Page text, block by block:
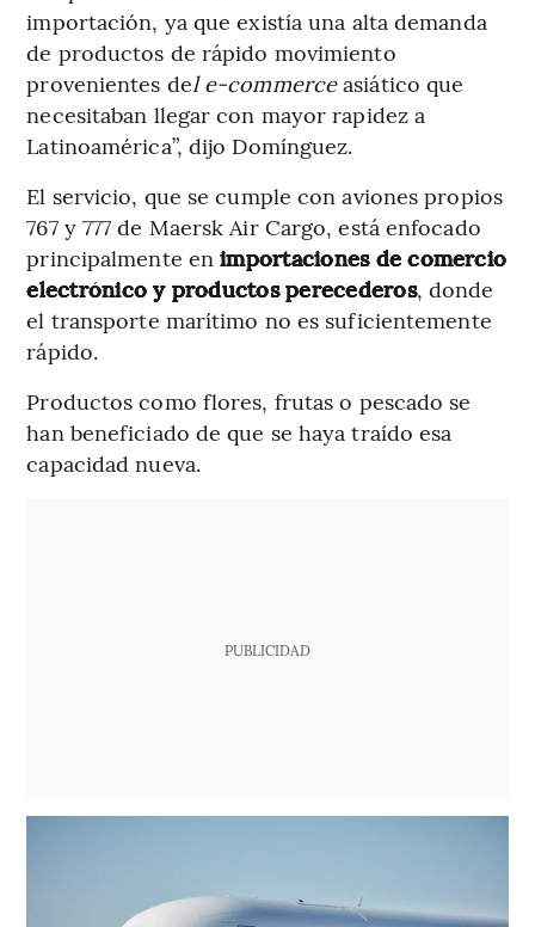
importación, ya que existía una alta demanda
de productos de rápido movimiento
provenientes del e-commerceasiático que
necesitaban llegar con mayor rapidez a
Latinoamérica”, dijo Domínguez.
El servicio, que se cumple con aviones propios
767 y 777 de Maersk Air Cargo, está enfocado
principalmente enimportaciones de comercio
electrónico y productos perecederos, donde
el transporte marítimo no es suficientemente
rápido.
Productos como flores, frutas o pescado se
han beneficiado de que se haya traído esa
capacidad nueva.
PUBLICIDAD